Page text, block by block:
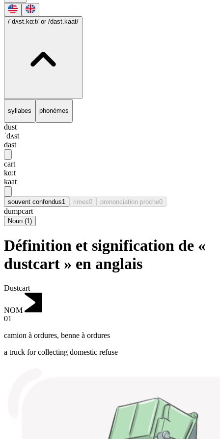
/ˈdʌst.kɑ:t/ or /dast.kaat/
syllabes phonèmes
dust
ˈdʌst
dast
cart
kɑ:t
kaat
souvent confondus1 rimes0 prononciation proche0
dumpcart
Noun (1)
Définition et signification de «
dustcart » en anglais
Dustcart
NOM
01
camion à ordures, benne à ordures
a truck for collecting domestic refuse